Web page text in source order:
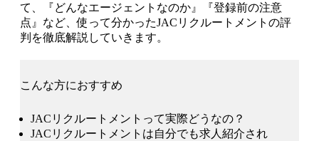
て、
『どんなエージェントなのか』
『登録前の注意
点』 など、使って分かったJACリクルートメントの評
判を徹底解説 していきます。
こんな方におすすめ
JACリクルートメントって実際どうなの？
JACリクルートメントは自分でも求人紹介され